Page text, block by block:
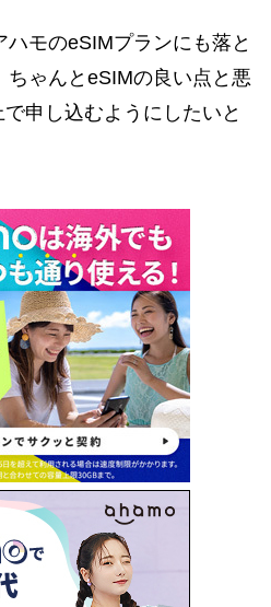
ハモのeSIMプランにも落と
ちゃんとeSIMの良い点と悪
申し込むようにしたいと